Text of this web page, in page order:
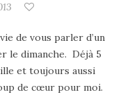
de vous parler d’un
le dimanche. Déjà 5
et toujours aussi
de cœur pour moi.